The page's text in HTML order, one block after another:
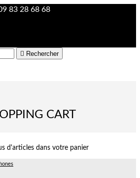
83 28 68 68
 Rechercher
CART
d'articles dans votre panier